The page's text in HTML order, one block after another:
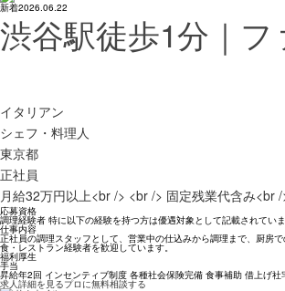
新着2026.06.22
渋谷駅徒歩1分｜
イタリアン
シェフ・料理人
東京都
正社員
月給32万円以上<br /> <br /> 固定残業代含み<br
応募資格
調理経験者 特に以下の経験を持つ方は優遇対象として記載されてい
仕事内容
正社員の調理スタッフとして、営業中の仕込みから調理まで、厨房
食・レストラン経験者を歓迎しています。
福利厚生
手当
昇給年2回 インセンティブ制度 各種社会保険完備 食事補助 借上げ
求人詳細を見るプロに無料相談する